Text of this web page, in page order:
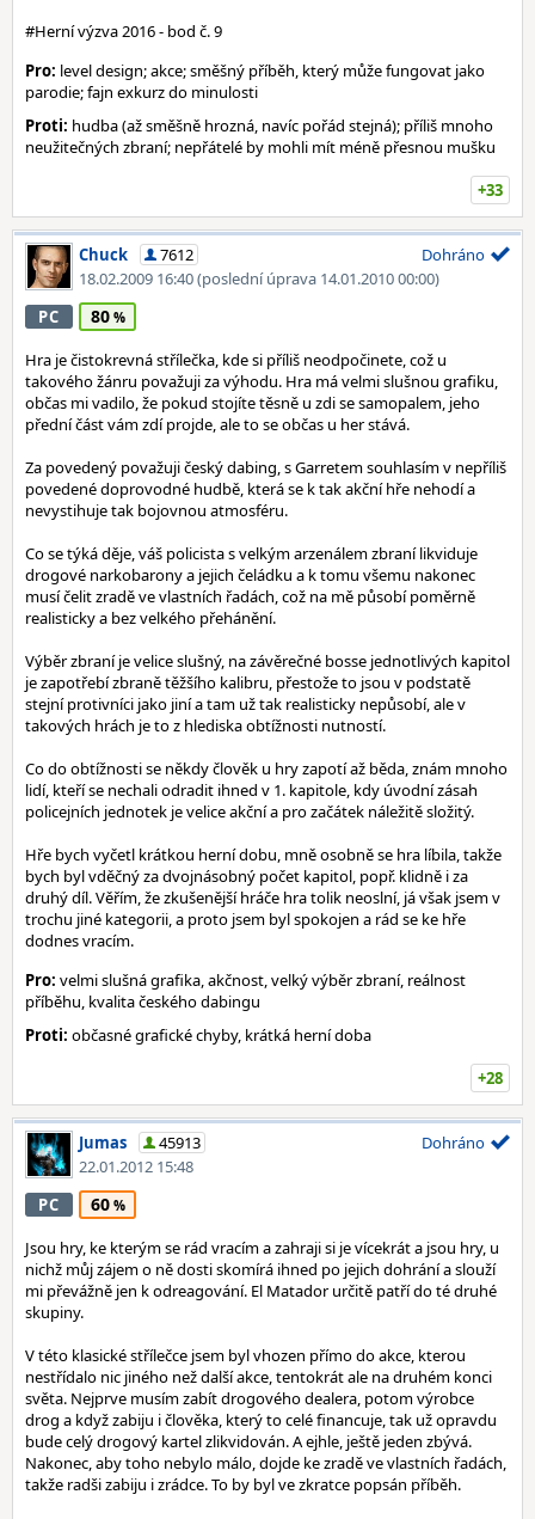
#Herní výzva 2016 - bod č. 9
Pro: level design; akce; směšný příběh, který může fungovat jako
parodie; fajn exkurz do minulosti
Proti: hudba (až směšně hrozná, navíc pořád stejná); příliš mnoho
neužitečných zbraní; nepřátelé by mohli mít méně přesnou mušku
+33
Chuck
7612
18.02.2009 16:40(poslední úprava 14.01.2010 00:00)
Dohráno
PC 80
Hra je čistokrevná střílečka, kde si příliš neodpočinete, což u
takového žánru považuji za výhodu. Hra má velmi slušnou grafiku,
občas mi vadilo, že pokud stojíte těsně u zdi se samopalem, jeho
přední část vám zdí projde, ale to se občas u her stává.
Za povedený považuji český dabing, s Garretem souhlasím v nepříliš
povedené doprovodné hudbě, která se k tak akční hře nehodí a
nevystihuje tak bojovnou atmosféru.
Co se týká děje, váš policista s velkým arzenálem zbraní likviduje
drogové narkobarony a jejich čeládku a k tomu všemu nakonec
musí čelit zradě ve vlastních řadách, což na mě působí poměrně
realisticky a bez velkého přehánění.
Výběr zbraní je velice slušný, na závěrečné bosse jednotlivých kapitol
je zapotřebí zbraně těžšího kalibru, přestože to jsou v podstatě
stejní protivníci jako jiní a tam už tak realisticky nepůsobí, ale v
takových hrách je to z hlediska obtížnosti nutností.
Co do obtížnosti se někdy člověk u hry zapotí až běda, znám mnoho
lidí, kteří se nechali odradit ihned v 1. kapitole, kdy úvodní zásah
policejních jednotek je velice akční a pro začátek náležitě složitý.
Hře bych vyčetl krátkou herní dobu, mně osobně se hra líbila, takže
bych byl vděčný za dvojnásobný počet kapitol, popř. klidně i za
druhý díl. Věřím, že zkušenější hráče hra tolik neoslní, já však jsem v
trochu jiné kategorii, a proto jsem byl spokojen a rád se ke hře
dodnes vracím.
Pro: velmi slušná grafika, akčnost, velký výběr zbraní, reálnost
příběhu, kvalita českého dabingu
Proti: občasné grafické chyby, krátká herní doba
+28
Jumas
45913
22.01.2012 15:48
Dohráno
PC 60
Jsou hry, ke kterým se rád vracím a zahraji si je vícekrát a jsou hry, u
nichž můj zájem o ně dosti skomírá ihned po jejich dohrání a slouží
mi převážně jen k odreagování. El Matador určitě patří do té druhé
skupiny.
V této klasické střílečce jsem byl vhozen přímo do akce, kterou
nestřídalo nic jiného než další akce, tentokrát ale na druhém konci
světa. Nejprve musím zabít drogového dealera, potom výrobce
drog a když zabiju i člověka, který to celé financuje, tak už opravdu
bude celý drogový kartel zlikvidován. A ejhle, ještě jeden zbývá.
Nakonec, aby toho nebylo málo, dojde ke zradě ve vlastních řadách,
takže radši zabiju i zrádce. To by byl ve zkratce popsán příběh.